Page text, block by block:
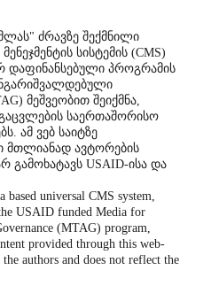
ძრავზე შექმნილი
სისტემის (CMS)
დაფინანსებული პროგრამის
მეშვეობით შეიქმნა,
საერთაშორისო
ამ ვებ საიტზე
მთლიანად ავტორების
გამოხატავს USAID-ისა და
universal CMS system,
USAID funded Media for
(MTAG) program,
provided through this web-
authors and does not reflect the